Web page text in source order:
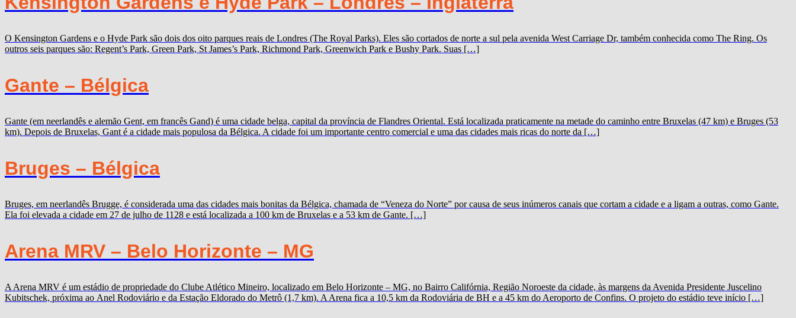
O Kensington Gardens e o Hyde Park são dois dos oito parques reais de Londres (The Royal Parks). Eles são cortados de norte a sul pela avenida West Carriage Dr, também conhecida como The Ring. Os
outros seis parques são: Regent’s Park, Green Park, St James’s Park, Richmond Park, Greenwich Park e Bushy Park. Suas […]
Gante – Bélgica
Gante (em neerlandês e alemão Gent, em francês Gand) é uma cidade belga, capital da província de Flandres Oriental. Está localizada praticamente na metade do caminho entre Bruxelas (47 km) e Bruges (53
km). Depois de Bruxelas, Gant é a cidade mais populosa da Bélgica. A cidade foi um importante centro comercial e uma das cidades mais ricas do norte da […]
Bruges – Bélgica
Bruges, em neerlandês Brugge, é considerada uma das cidades mais bonitas da Bélgica, chamada de “Veneza do Norte” por causa de seus inúmeros canais que cortam a cidade e a ligam a outras, como Gante.
Ela foi elevada a cidade em 27 de julho de 1128 e está localizada a 100 km de Bruxelas e a 53 km de Gante. […]
Arena MRV – Belo Horizonte – MG
A Arena MRV é um estádio de propriedade do Clube Atlético Mineiro, localizado em Belo Horizonte – MG, no Bairro Califórnia, Região Noroeste da cidade, às margens da Avenida Presidente Juscelino
Kubitschek, próxima ao Anel Rodoviário e da Estação Eldorado do Metrô (1,7 km). A Arena fica a 10,5 km da Rodoviária de BH e a 45 km do Aeroporto de Confins. O projeto do estádio teve início […]